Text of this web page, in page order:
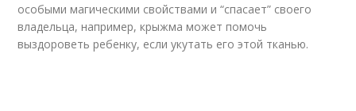
особыми магическими свойствами и “спасает” своего
владельца, например, крыжма может помочь
выздороветь ребенку, если укутать его этой тканью.